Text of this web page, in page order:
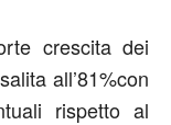
crescita dei
salita all’81%con
rispetto al